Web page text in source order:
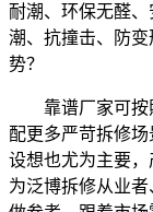
耐潮、环保无醛
潮、抗撞击、防
势？
靠谱厂家可按
配更多严苛拆修
设想也尤为主要，
为泛博拆修从业